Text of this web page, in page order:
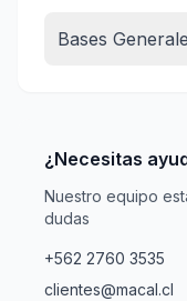
Bases
¿Necesitas
Nuestro equipo
dudas
+562 2760 3535
clientes@macal.cl